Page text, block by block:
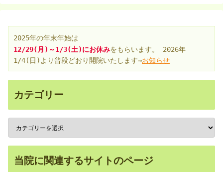
2025年の年末年始は
12/29(月)～1/3(土)にお休みをもらいます。 2026年
1/4(日)より普段どおり開院いたします→お知らせ
カテゴリー
当院に関連するサイトのページ